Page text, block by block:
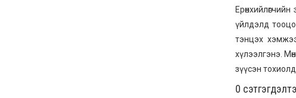
үйлдэлд
тэнцэх
хүлээлгэнэ.
зүүсэн
0